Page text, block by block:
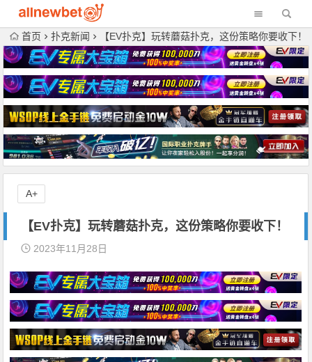
首页 扑克新闻 【EV扑克】玩转蘑菇扑克，这份策略你要收下！
【EV扑克】玩转蘑菇扑克，这份策略你要收下！
2023年11月28日
A+